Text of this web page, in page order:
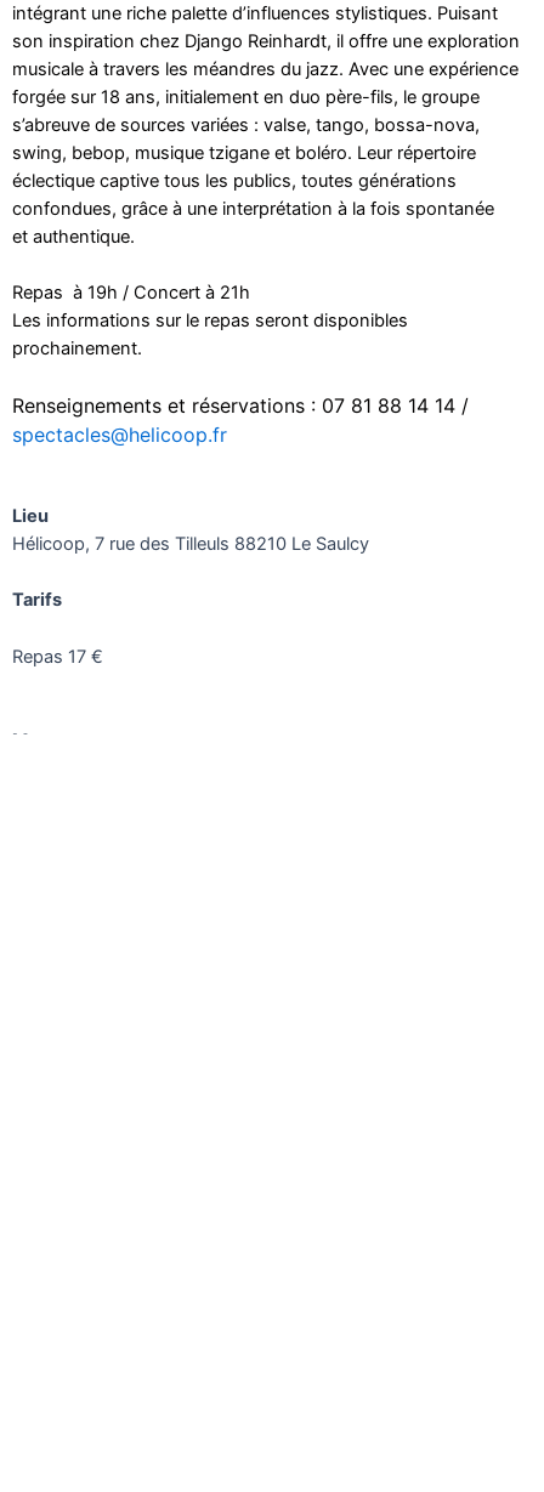
intégrant une riche palette d’influences stylistiques. Puisant
son inspiration chez Django Reinhardt, il offre une exploration
musicale à travers les méandres du jazz. Avec une expérience
forgée sur 18 ans, initialement en duo père-fils, le groupe
s’abreuve de sources variées : valse, tango, bossa-nova,
swing, bebop, musique tzigane et boléro. Leur répertoire
éclectique captive tous les publics, toutes générations
confondues, grâce à une interprétation à la fois spontanée
et authentique.
Repas à 19h / Concert à 21h
Les informations sur le repas seront disponibles
prochainement.
Renseignements et réservations : 07 81 88 14 14 /
spectacles@helicoop.fr
Lieu
Hélicoop, 7 rue des Tilleuls 88210 Le Saulcy
Tarifs
Repas 17 €
Menu